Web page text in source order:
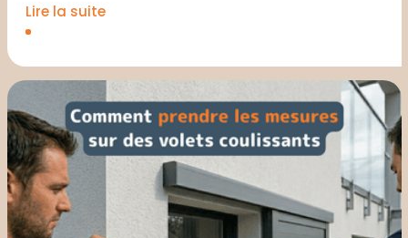
Lire la suite